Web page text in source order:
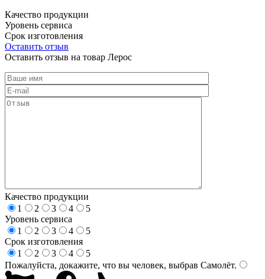
Качество продукции
Уровень сервиса
Срок изготовления
Оставить отзыв
Оставить отзыв на товар Лерос
Качество продукции
1
2 3 4
5
Уровень сервиса
1
2 3 4
5
Срок изготовления
1
2 3 4
5
Пожалуйста, докажите, что вы человек, выбрав Самолёт.